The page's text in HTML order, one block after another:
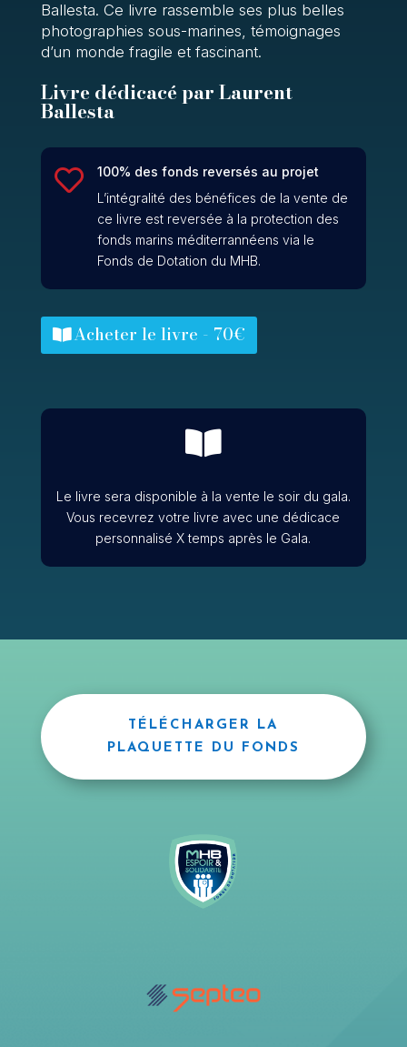
Ballesta. Ce livre rassemble ses plus belles
photographies sous-marines, témoignages
d’un monde fragile et fascinant.
Livre dédicacé par Laurent
Ballesta

100% des fonds reversés au projet
L’intégralité des bénéfices de la vente de
ce livre est reversée à la protection des
fonds marins méditerrannéens via le
Fonds de Dotation du MHB.
Acheter le livre - 70€

Le livre sera disponible à la vente le soir du gala.
Vous recevrez votre livre avec une dédicace
personnalisé X temps après le Gala.
TÉLÉCHARGER LA
PLAQUETTE DU FONDS